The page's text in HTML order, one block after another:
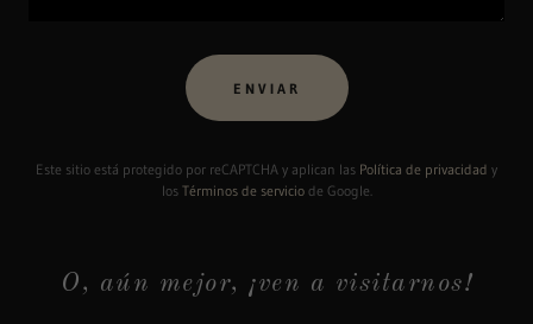
ENVIAR
Este sitio está protegido por reCAPTCHA y aplican las Política de privacidad y
los Términos de serviciode Google.
O, aún mejor, ¡ven a visitarnos!